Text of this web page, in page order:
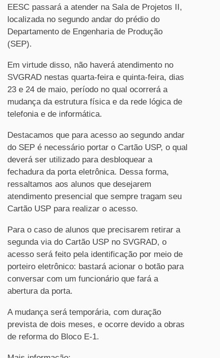
EESC passará a atender na Sala de Projetos II,
localizada no segundo andar do prédio do
Departamento de Engenharia de Produção
(SEP).
Em virtude disso, não haverá atendimento no
SVGRAD nestas quarta-feira e quinta-feira, dias
23 e 24 de maio, período no qual ocorrerá a
mudança da estrutura física e da rede lógica de
telefonia e de informática.
Destacamos que para acesso ao segundo andar
do SEP é necessário portar o Cartão USP, o qual
deverá ser utilizado para desbloquear a
fechadura da porta eletrônica. Dessa forma,
ressaltamos aos alunos que desejarem
atendimento presencial que sempre tragam seu
Cartão USP para realizar o acesso.
Para o caso de alunos que precisarem retirar a
segunda via do Cartão USP no SVGRAD, o
acesso será feito pela identificação por meio de
porteiro eletrônico: bastará acionar o botão para
conversar com um funcionário que fará a
abertura da porta.
A mudança será temporária, com duração
prevista de dois meses, e ocorre devido a obras
de reforma do Bloco E-1.